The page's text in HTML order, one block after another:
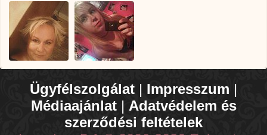
Ügyfélszolgálat | Impresszum |
Médiaajánlat| Adatvédelem és
szerződési feltételek